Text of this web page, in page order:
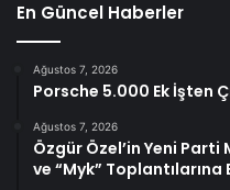
En Güncel Haberler
Ağustos 7, 2026
Porsche 5.000 Ek İşten
Ağustos 7, 2026
Özgür Özel’in Yeni Parti
ve “Myk” Toplantılarına